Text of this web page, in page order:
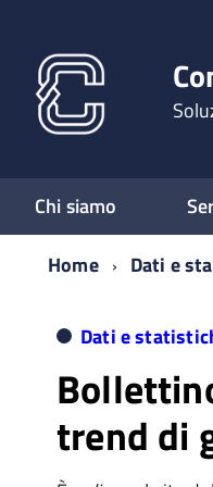
Chi siamo
Home
Dati e
Dati e
trend di